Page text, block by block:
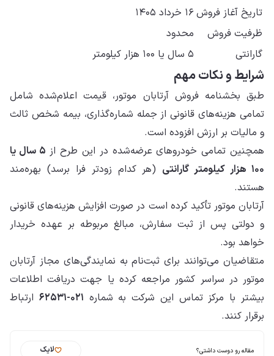
تاریخ آغاز فروش۱۶ خرداد ۱۴۰۵
ظرفیت فروش
محدود
گارانتی
۵ سال یا ۱۰۰ هزار کیلومتر
شرایط و نکات مهم
طبق بخشنامه فروش آرتابان موتور، قیمت اعلام‌شده شامل
تمامی هزینه‌های قانونی از جمله شماره‌گذاری، بیمه شخص ثالث
و مالیات بر ارزش افزوده است.
همچنین تمامی خودروهای عرضه‌شده در این طرح از
۵ سال یا
۱۰۰ هزار کیلومتر گارانتی
(هر کدام زودتر فرا برسد) بهره‌مند
هستند.
آرتابان موتور تأکید کرده است در صورت افزایش هزینه‌های قانونی
و دولتی پس از ثبت سفارش، مبالغ مربوطه بر عهده خریدار
خواهد بود.
متقاضیان می‌توانند برای ثبت‌نام به نمایندگی‌های مجاز آرتابان
موتور در سراسر کشور مراجعه کرده یا جهت دریافت اطلاعات
بیشتر با مرکز تماس این شرکت به شماره ۰۲۱-۶۲۵۳۱
ارتباط
برقرار کنند.
مقاله رو دوست داشتی؟ لایک